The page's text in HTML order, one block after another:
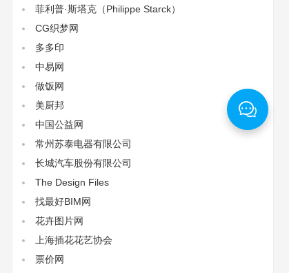
菲利普·斯塔克（Philippe Starck）
CG织梦网
多多印
中易网
做饭网
美厨邦
中国公益网
常州苏泰电器有限公司
长城汽车股份有限公司
The Design Files‌
找最好BIM网
花卉图片网
上海插花花艺协会
票价网